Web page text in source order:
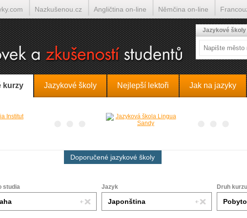
kurzy Jazykové školy Nejlepší lektoři Jak na jazyky
Doporučené jazykové školy
studia Jazyk Druh kurzu
Jazykové školy
Nazkušenou.cz Angličtina on-line Němčina on-line